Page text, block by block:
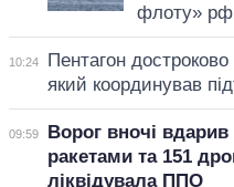
флоту» рф
10:24
Пентагон
який координував
09:59
Ворог вночі вдарив
ракетами та 151
ліквідувала ППО